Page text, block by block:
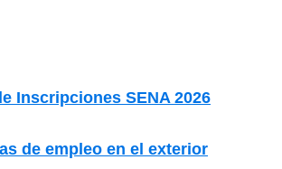
Inscripciones SENA 2026
de empleo en el exterior